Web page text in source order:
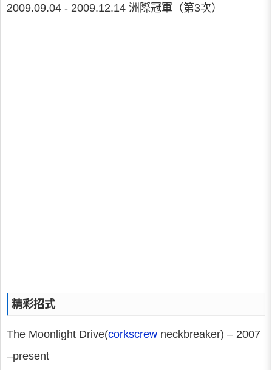
2009.09.04 - 2009.12.14 洲際冠軍（第3次）
精彩招式
The Moonlight Drive(corkscrew neckbreaker) – 2007
–present